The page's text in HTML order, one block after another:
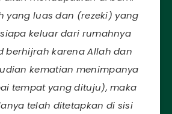
yang luas dan (rezeki) yang
keluar dari rumahnya
berhijrah karena Allah dan
kematian menimpanya
tempat yang dituju), maka
telah ditetapkan di sisi